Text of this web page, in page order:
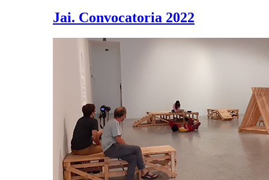
Jai. Convocatoria 2022